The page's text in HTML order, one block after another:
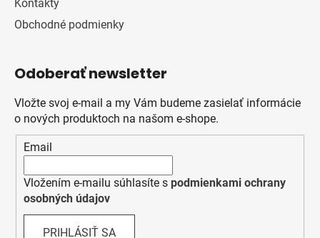
Kontakty
Obchodné podmienky
Odoberať newsletter
Vložte svoj e-mail a my Vám budeme zasielať informácie
o nových produktoch na našom e-shope.
Email
Vložením e-mailu súhlasíte s podmienkami ochrany
osobných údajov
PRIHLÁSIŤ SA